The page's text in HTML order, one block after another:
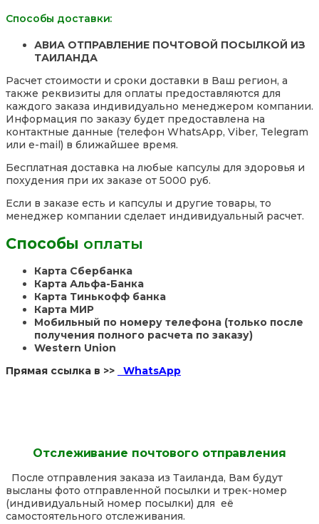
Способы доставки:
АВИА ОТПРАВЛЕНИЕ ПОЧТОВОЙ ПОСЫЛКОЙ ИЗ
ТАИЛАНДА
Расчет стоимости и сроки доставки в Ваш регион, а
также реквизиты для оплаты предоставляются для
каждого заказа индивидуально менеджером компании.
Информация по заказу будет предоставлена на
контактные данные (телефон WhatsApp, Viber, Telegram
или e-mail) в ближайшее время.
Бесплатная доставка на любые капсулы для здоровья и
похудения при их заказе от 5000 руб.
Если в заказе есть и капсулы и другие товары, то
менеджер компании сделает индивидуальный расчет.
Способы оплаты
Карта Сбербанка
Карта Альфа-Банка
Карта Тинькофф банка
Карта МИР
Мобильный по номеру телефона (только после
получения полного расчета по заказу)
Western Union
Прямая ссылка в >>
WhatsApp
Отслеживание почтового отправления
После отправления заказа из Таиланда, Вам будут
высланы фото отправленной посылки и трек-номер
(индивидуальный номер посылки) для её
самостоятельного отслеживания.